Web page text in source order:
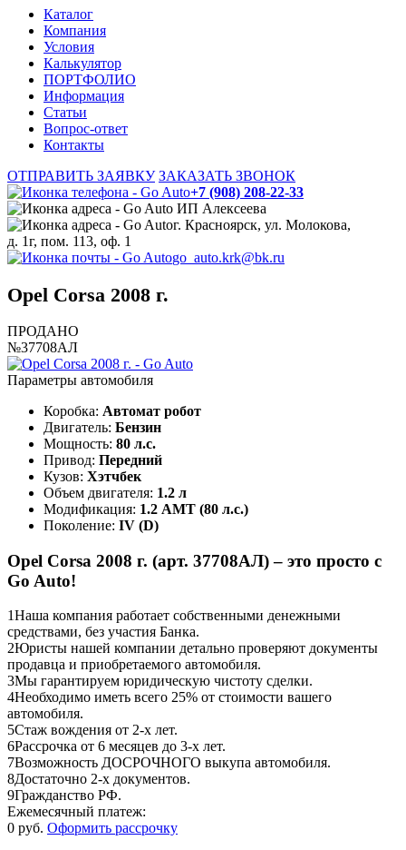
Каталог
Компания
Условия
Калькулятор
ПОРТФОЛИО
Информация
Статьи
Вопрос-ответ
Контакты
ОТПРАВИТЬ ЗАЯВКУ ЗАКАЗАТЬ ЗВОНОК
+7 (908) 208-22-33
ИП Алексеева
г. Красноярск, ул. Молокова,
д. 1г, пом. 113, оф. 1
go_auto.krk@bk.ru
Opel Corsa 2008 г.
ПРОДАНО
№37708АЛ
Параметры автомобиля
Коробка: Автомат робот
Двигатель: Бензин
Мощность: 80 л.с.
Привод: Передний
Кузов: Хэтчбек
Объем двигателя: 1.2 л
Модификация: 1.2 AMT (80 л.с.)
Поколение: IV (D)
Opel Corsa 2008 г. (арт. 37708АЛ) – это просто с
Go Auto!
1Наша компания работает собственными денежными
средствами, без участия Банка.
2Юристы нашей компании детально проверяют документы
продавца и приобретаемого автомобиля.
3Мы гарантируем юридическую чистоту сделки.
4Необходимо иметь всего 25% от стоимости вашего
автомобиля.
5Стаж вождения от 2-х лет.
6Рассрочка от 6 месяцев до 3-х лет.
7Возможность ДОСРОЧНОГО выкупа автомобиля.
8Достаточно 2-х документов.
9Гражданство РФ.
Ежемесячный платеж:
0 руб. Оформить рассрочку